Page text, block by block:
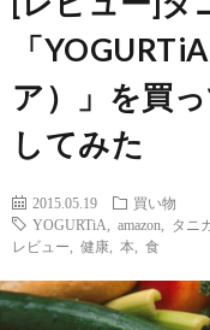
「
ア）」を買
してみた
2015.05.19
買い物
YOGURTiA
amazon タニ
レビュー
健康 本 食